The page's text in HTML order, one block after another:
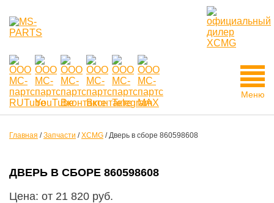
Меню
Главная /Запчасти /XCMG /Дверь в сборе 860598608
ДВЕРЬ В СБОРЕ 860598608
Цена: от 21 820 руб.